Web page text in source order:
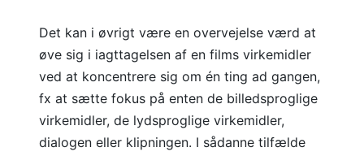
Det kan i øvrigt være en overvejelse værd at
øve sig i iagttagelsen af en films virkemidler
ved at koncentrere sig om én ting ad gangen,
fx at sætte fokus på enten de billedsproglige
virkemidler, de lydsproglige virkemidler,
dialogen eller klipningen. I sådanne tilfælde